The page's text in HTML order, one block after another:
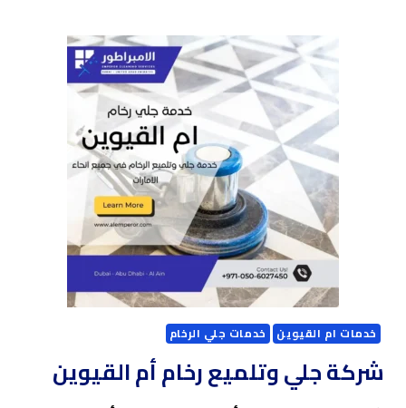
الرخام
في
العين
خدمات ام القيوين خدمات جلي الرخام
شركة جلي وتلميع رخام أم القيوين